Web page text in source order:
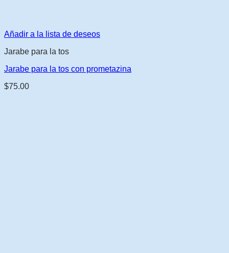
Añadir a la lista de deseos
Jarabe para la tos
Jarabe para la tos con prometazina
$75.00